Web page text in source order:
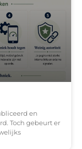
en
Toch gebeurt er